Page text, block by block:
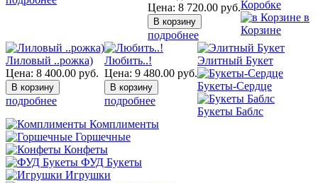
Цена: 8 720.00 руб.
подробнее
Лиловый ..рожка)
Цена: 8 400.00 руб.
подробнее
Любить..!
Цена: 9 480.00 руб.
подробнее
Коробке
в
Корзине
Элитный Букет
Букеты-Сердце
Букеты Баблс
Комплименты
Горшечные
Конфеты
ФУД Букеты
Игрушки